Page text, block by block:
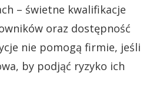
– świetne kwalifikacje
oraz dostępność
nie pomogą firmie, jeśli
by podjąć ryzyko ich